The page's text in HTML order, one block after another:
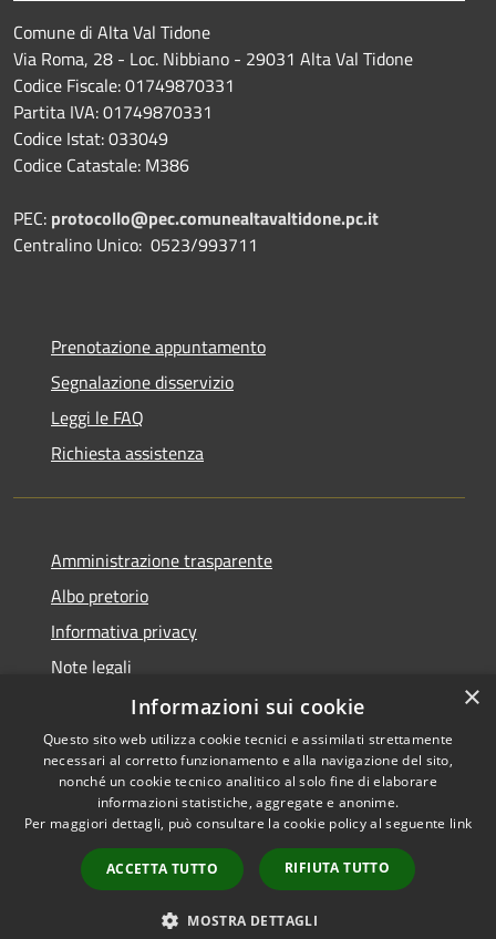
Comune di Alta Val Tidone
Via Roma, 28 - Loc. Nibbiano - 29031 Alta Val Tidone
Codice Fiscale: 01749870331
Partita IVA: 01749870331
Codice Istat: 033049
Codice Catastale: M386
PEC: protocollo@pec.comunealtavaltidone.pc.it
Centralino Unico: 0523/993711
Prenotazione appuntamento
Segnalazione disservizio
Leggi le FAQ
Richiesta assistenza
Amministrazione trasparente
Albo pretorio
Informativa privacy
Note legali
Dichiarazione di accessibilità
RSS
Accessibilità
Copyright © 2026 • Comune di
Municipium•
Accesso
redazione
×
Informazioni sui cookie
Questo sito web utilizza cookie tecnici e assimilati strettamente
necessari al corretto funzionamento e alla navigazione del sito,
nonché un cookie tecnico analitico al solo fine di elaborare
informazioni statistiche, aggregate e anonime.
Per maggiori dettagli, può consultare la cookie policy al seguente link
ACCETTA TUTTO RIFIUTA TUTTO
MOSTRA DETTAGLI